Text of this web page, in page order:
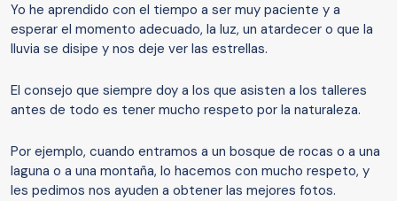
Yo he aprendido con el tiempo a ser muy paciente y a
esperar el momento adecuado, la luz, un atardecer o que la
lluvia se disipe y nos deje ver las estrellas.
El consejo que siempre doy a los que asisten a los talleres
antes de todo es tener mucho respeto por la naturaleza.
Por ejemplo, cuando entramos a un bosque de rocas o a una
laguna o a una montaña, lo hacemos con mucho respeto, y
les pedimos nos ayuden a obtener las mejores fotos.